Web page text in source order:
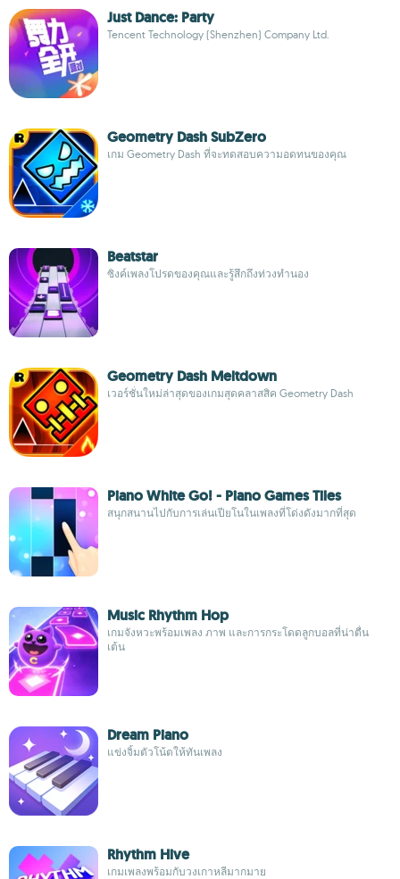
Just Dance: Party
Tencent Technology (Shenzhen) Company Ltd.
Geometry Dash SubZero
เกม Geometry Dash ที่จะทดสอบความอดทนของคุณ
Beatstar
ซิงค์เพลงโปรดของคุณและรู้สึกถึงท่วงทำนอง
Geometry Dash Meltdown
เวอร์ชั่นใหม่ล่าสุดของเกมสุดคลาสสิค Geometry Dash
Piano White Go! - Piano Games Tiles
สนุกสนานไปกับการเล่นเปียโนในเพลงที่โด่งดังมากที่สุด
Music Rhythm Hop
เกมจังหวะพร้อมเพลง ภาพ และการกระโดดลูกบอลที่น่าตื่น
เต้น
Dream Piano
แข่งจิ้มตัวโน้ตให้ทันเพลง
Rhythm Hive
เกมเพลงพร้อมกับวงเกาหลีมากมาย